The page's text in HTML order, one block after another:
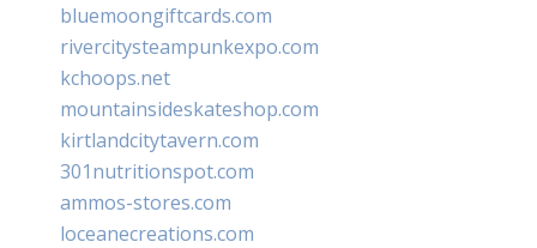
bluemoongiftcards.com
rivercitysteampunkexpo.com
kchoops.net
mountainsideskateshop.com
kirtlandcitytavern.com
301nutritionspot.com
ammos-stores.com
loceanecreations.com